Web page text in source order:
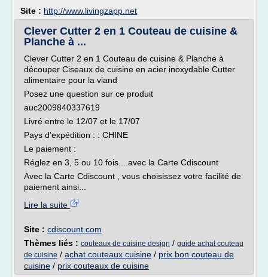
Site : http://www.livingzapp.net
Clever Cutter 2 en 1 Couteau de cuisine &
Planche à ...
Clever Cutter 2 en 1 Couteau de cuisine & Planche à
découper Ciseaux de cuisine en acier inoxydable Cutter
alimentaire pour la viand
Posez une question sur ce produit
auc2009840337619
Livré entre le 12/07 et le 17/07
Pays d'expédition : : CHINE
Le paiement :
Réglez en 3, 5 ou 10 fois....avec la Carte Cdiscount
Avec la Carte Cdiscount , vous choisissez votre facilité de
paiement ainsi...
Lire la suite
Site : cdiscount.com
Thèmes liés : couteaux de cuisine design / guide achat couteau
de cuisine / achat couteaux cuisine / prix bon couteau de
cuisine / prix couteaux de cuisine